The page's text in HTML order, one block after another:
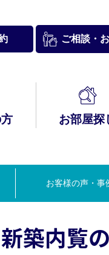
ご相談・
賃貸
＆コ
お部屋探
お客様の声・事
新築内覧